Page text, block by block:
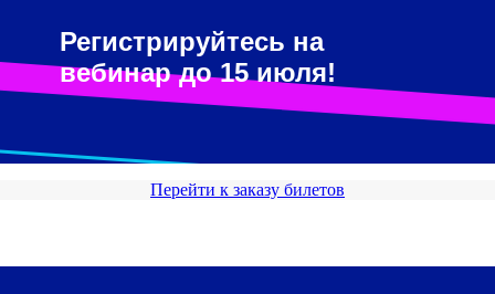
Регистрируйтесь на
вебинар до 15 июля!
Перейти к заказу билетов